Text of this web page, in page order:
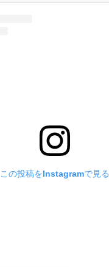
この投稿をInstagramで見る